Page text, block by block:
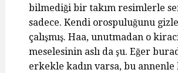
bilmediği bir takım resimlerle
sadece. Kendi orospuluğunu
çalışmış. Haa, unutmadan o
meselesinin aslı da şu. Eğer
erkekle kadın varsa, bu annenle